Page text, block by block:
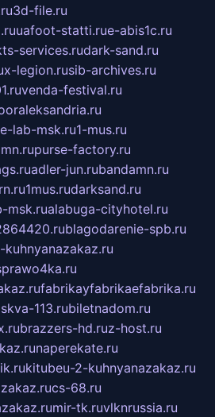
3d-file.ru
uafoot-statti.rue-abis1c.ru
services.rudark-sand.ru
x-legion.rusib-archives.ru
venda-festival.ru
lab-msk.ru1-mus.ru
purse-factory.ru
adler-jun.rubandamn.ru
1mus.rudarksand.ru
msk.rualabuga-cityhotel.ru
blagodarenie-spb.ru
fabrikayfabrikaefabrika.ru
113.rubiletnadom.ru
brazzers-hd.ruz-host.ru
naperekate.ru
kitubeu-2-kuhnyanazakaz.ru
cs-68.ru
mir-tk.ruvlknrussia.ru